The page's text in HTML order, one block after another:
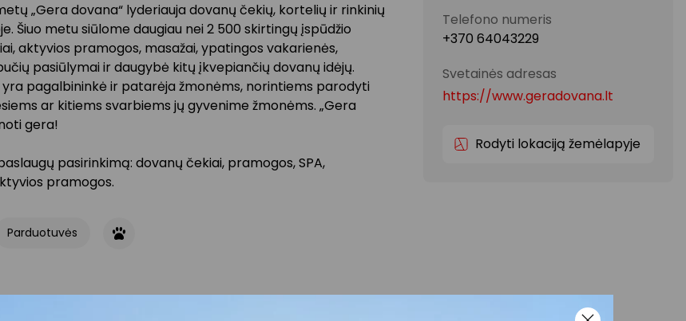
„Gera dovana“ lyderiauja dovanų čekių, kortelių ir rinkinių
Šiuo metu siūlome daugiau nei 2 500 skirtingų įspūdžio
aktyvios pramogos, masažai, ypatingos vakarienės,
pasiūlymai ir daugybė kitų įkvepiančių dovanų idėjų.
yra pagalbininkė ir patarėja žmonėms, norintiems parodyti
ar kitiems svarbiems jų gyvenime žmonėms. „Gera
gera!
pasirinkimą: dovanų čekiai, pramogos, SPA,
pramogos.
Parduotuvės
Telefono numeris
+370 64043229
Svetainės adresas
https://www.geradovana.lt
Rodyti lokaciją žemėlapyje